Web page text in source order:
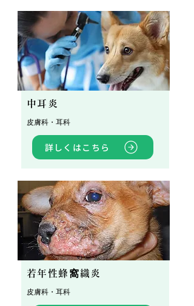
中耳炎
皮膚科・耳科
詳しくはこちら
若年性蜂窩織炎
皮膚科・耳科